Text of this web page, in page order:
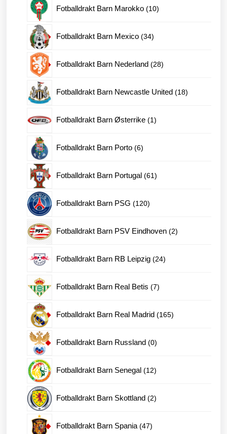
Fotballdrakt Barn Marokko 1010
Fotballdrakt Barn Mexico 3434
Fotballdrakt Barn Nederland 2828
Fotballdrakt Barn Newcastle United 1818
Fotballdrakt Barn Østerrike 11
Fotballdrakt Barn Porto 66
Fotballdrakt Barn Portugal 6161
Fotballdrakt Barn PSG 120120
Fotballdrakt Barn PSV Eindhoven 22
Fotballdrakt Barn RB Leipzig 2424
Fotballdrakt Barn Real Betis 77
Fotballdrakt Barn Real Madrid 165165
Fotballdrakt Barn Russland 00
Fotballdrakt Barn Senegal 1212
Fotballdrakt Barn Skottland 22
Fotballdrakt Barn Spania 4747